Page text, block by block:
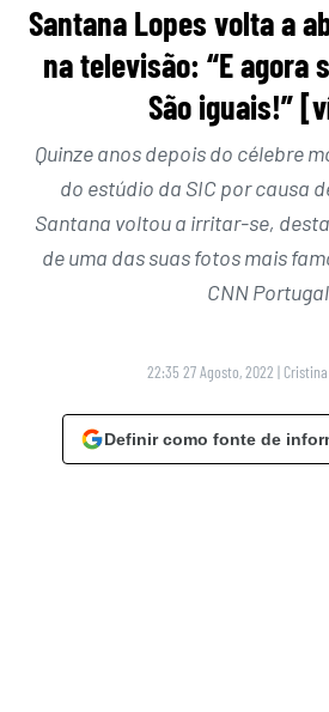
Santana Lopes volta a
na televisão: “E agora
São iguais!”
Quinze anos depois do célebre
do estúdio da SIC por causa
Santana voltou a irritar-se,
de uma das suas fotos mais
CNN Portugal
22:35 27 Agosto, 2022 |
Definir como fonte de